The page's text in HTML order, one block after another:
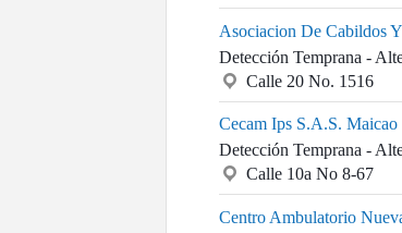
Asociacion De Cabildos
Detección Temprana -
Calle 20 No. 1516
Cecam Ips S.A.S. Maicao
Detección Temprana -
Calle 10a No 8-67
Centro Ambulatorio